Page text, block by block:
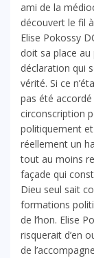
ami de la
découvert le fil
Elise Pokossy
doit sa place
déclaration qui
vérité. Si ce
pas été
circonscription
politiquement
réellement un
tout au moins
façade qui
Dieu seul sait
formations
de l’hon. Elise
risquerait d’en
de